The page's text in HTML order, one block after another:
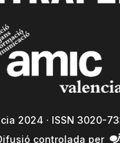
2024 · ISSN 3020-
controlada per